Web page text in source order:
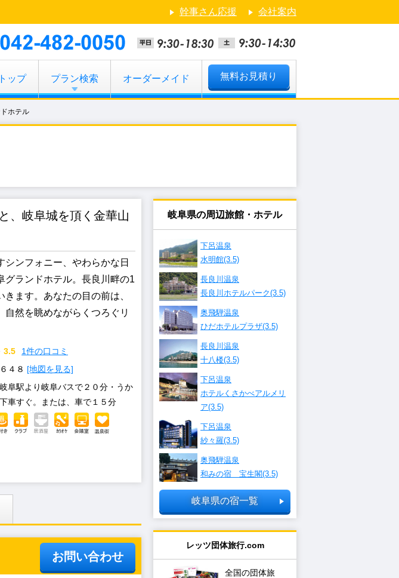
幹事さん応援 会社案内
トップ プラン検索 オーダーメイド 無料お見積り
ホテル
、岐阜城を頂く金華山
ンフォニー、やわらかな日
グランドホテル。長良川畔の1
ます。あなたの目の前は、
然を眺めながらくつろぐリ
3.5
1件の口コミ
４８ [地図を見る]
阜駅より岐阜バスで２０分・うか
車すぐ。または、車で１５分
お問い合わせ
岐阜県の周辺旅館・ホテル
下呂温泉
水明館(3.5)
長良川温泉
長良川ホテルパーク(3.5)
奥飛騨温泉
ひだホテルプラザ(3.5)
長良川温泉
十八楼(3.5)
下呂温泉
ホテルくさかべアルメリ
ア(3.5)
下呂温泉
紗々羅(3.5)
奥飛騨温泉
和みの宿 宝生閣(3.5)
岐阜県の宿一覧
レッツ団体旅行.com
全国の団体旅